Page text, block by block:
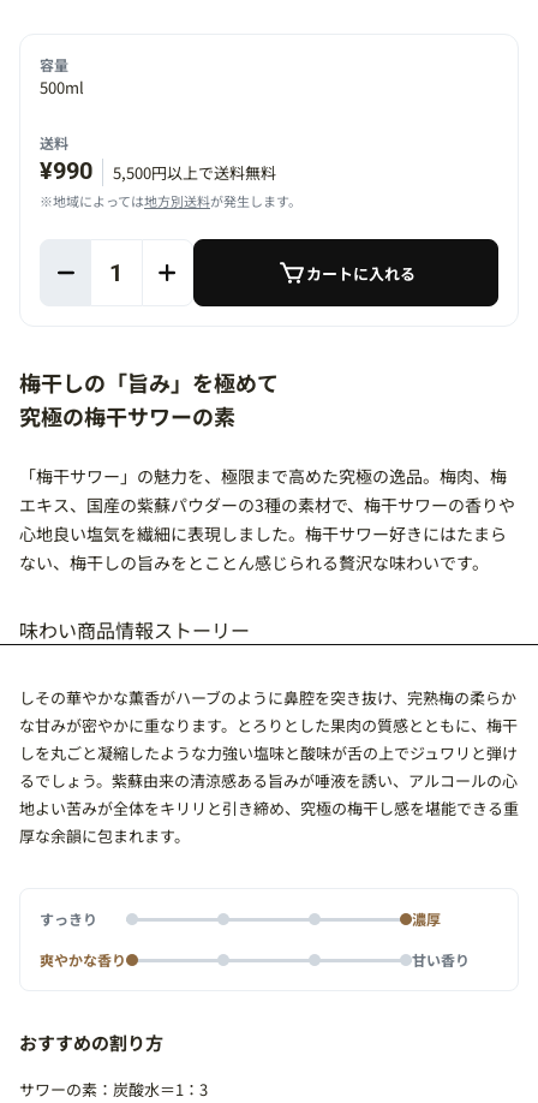
容量
500ml
送料
¥990 5,500円以上で送料無料
※地域によっては地方別送料が発生します。
1 カートに入れる
梅干しの「旨み」を極めて
究極の梅干サワーの素
「梅干サワー」の魅力を、極限まで高めた究極の逸品。梅肉、梅
エキス、国産の紫蘇パウダーの3種の素材で、梅干サワーの香りや
心地良い塩気を繊細に表現しました。梅干サワー好きにはたまら
ない、梅干しの旨みをとことん感じられる贅沢な味わいです。
味わい商品情報ストーリー
しその華やかな薫香がハーブのように鼻腔を突き抜け、完熟梅の柔らか
な甘みが密やかに重なります。とろりとした果肉の質感とともに、梅干
しを丸ごと凝縮したような力強い塩味と酸味が舌の上でジュワリと弾け
るでしょう。紫蘇由来の清涼感ある旨みが唾液を誘い、アルコールの心
地よい苦みが全体をキリリと引き締め、究極の梅干し感を堪能できる重
厚な余韻に包まれます。
すっきり
濃厚
爽やかな香り
甘い香り
おすすめの割り方
サワーの素：炭酸水＝1：3